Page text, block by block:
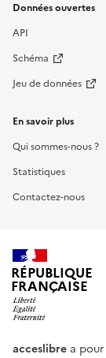
Données ouvertes
API
Schéma
Jeu de données
En savoir plus
Qui sommes-nous ?
Statistiques
Contactez-nous
RÉPUBLIQUE
FRANÇAISE
acceslibre a